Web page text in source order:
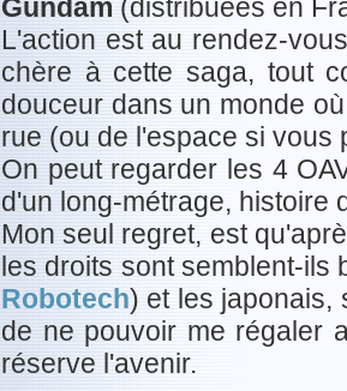
Gundam (distribuées en
L'action est au rendez-
chère à cette saga, tout
douceur dans un monde
rue (ou de l'espace si vous
On peut regarder les 4
d'un long-métrage, histoire
Mon seul regret, est
les droits sont semblent-ils
Robotech) et les japonais,
de ne pouvoir me régaler
réserve l'avenir.